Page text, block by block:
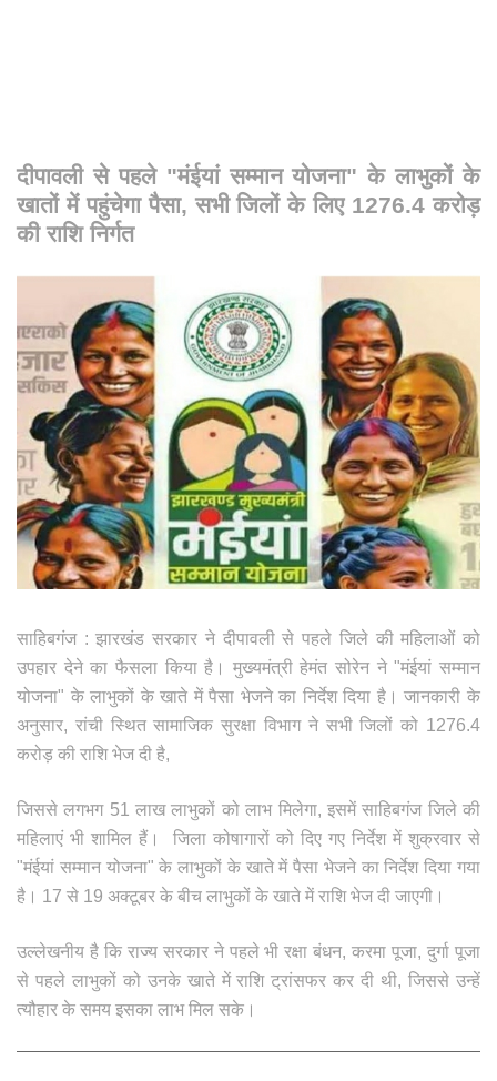
दीपावली से पहले "मंईयां सम्मान योजना" के लाभुकों के
खातों में पहुंचेगा पैसा, सभी जिलों के लिए 1276.4 करोड़
की राशि निर्गत
साहिबगंज : झारखंड सरकार ने दीपावली से पहले जिले की महिलाओं को
उपहार देने का फैसला किया है। मुख्यमंत्री हेमंत सोरेन ने "मंईयां सम्मान
योजना" के लाभुकों के खाते में पैसा भेजने का निर्देश दिया है। जानकारी के
अनुसार, रांची स्थित सामाजिक सुरक्षा विभाग ने सभी जिलों को 1276.4
करोड़ की राशि भेज दी है,
जिससे लगभग 51 लाख लाभुकों को लाभ मिलेगा, इसमें साहिबगंज जिले की
महिलाएं भी शामिल हैं। जिला कोषागारों को दिए गए निर्देश में शुक्रवार से
"मंईयां सम्मान योजना" के लाभुकों के खाते में पैसा भेजने का निर्देश दिया गया
है। 17 से 19 अक्टूबर के बीच लाभुकों के खाते में राशि भेज दी जाएगी।
उल्लेखनीय है कि राज्य सरकार ने पहले भी रक्षा बंधन, करमा पूजा, दुर्गा पूजा
से पहले लाभुकों को उनके खाते में राशि ट्रांसफर कर दी थी, जिससे उन्हें
त्यौहार के समय इसका लाभ मिल सके।